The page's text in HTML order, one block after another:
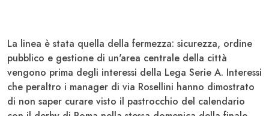
La linea è stata quella della fermezza: sicurezza, ordine
pubblico e gestione di un'area centrale della città
vengono prima degli interessi della Lega Serie A. Interessi
che peraltro i manager di via Rosellini hanno dimostrato
di non saper curare visto il pastrocchio del calendario